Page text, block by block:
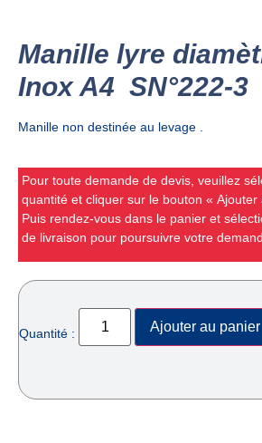
Manille lyre
Inox A4 SN°222-3
Manille non destinée au levage .
Pour toute demande de devis, veuillez
quantité et cliquer sur le bouton « Ajouter
Puis rendez-vous dans le panier et
de livraison pour poursuivre votre
Quantité : Ajouter au panier